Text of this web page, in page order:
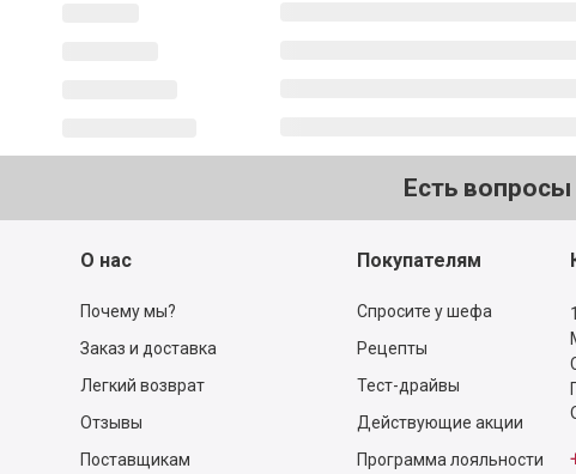
Есть вопросы
О нас
Почему мы?
Заказ и доставка
Легкий возврат
Отзывы
Поставщикам
Покупателям
Спросите у шефа
Рецепты
Тест-драйвы
Действующие акции
Программа лояльности